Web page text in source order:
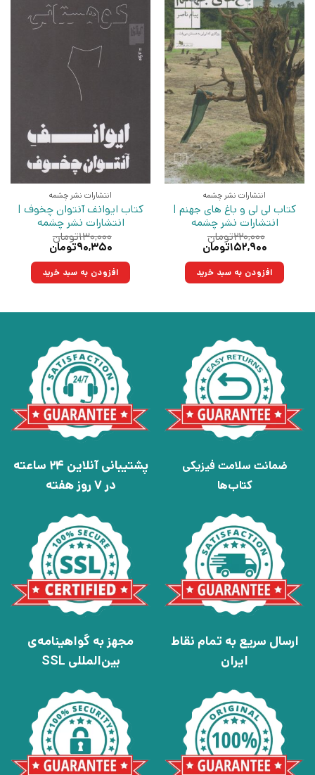
انتشارات نشر چشمه
کتاب لی لی و باغ های جهنم |
انتشارات نشر چشمه
۲۲۰,۰۰۰تومان
قیمت
۲۲۰,۰۰۰تومان
بود.
۱۵۲,۹۰۰تومان
۱۵۲,۹۰۰تومان.افزودن به سبد خرید
انتشارات نشر چشمه
کتاب ایوانف آنتوان چخوف |
انتشارات نشر چشمه
۱۳۰,۰۰۰تومان
قیمت
۱۳۰,۰۰۰تومان
بود.
۹۰,۳۵۰تومان
۹۰,۳۵۰تومان.افزودن به سبد خرید
ضمانت سلامت فیزیکی
کتاب‌ها
پشتیبانی آنلاین 24 ساعته
در 7 روز هفته
ارسال سریع به تمام نقاط
ایران
مجهز به گواهینامه‌ی
بین‌المللی SSL